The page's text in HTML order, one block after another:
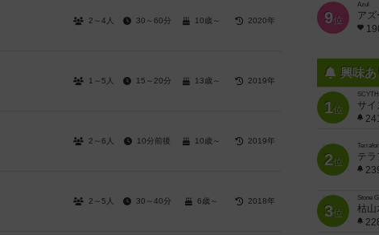
2～4人 30～60分 10歳～ 2020年
1～5人 15～20分 13歳～ 2019年
2～6人 10分前後 10歳～ 2019年
2～5人 30～40分 6歳～ 2018年
9位
Azul
アズ
興味
1位
サ
2位
テ
3位
Stone
枯山